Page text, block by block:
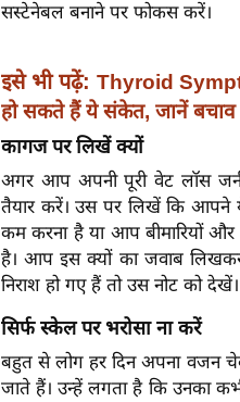
सस्टेनेबल बनाने पर फोकस करें।
इसे भी पढ़ें: Thyroid
हो सकते हैं ये संकेत, जानें बचाव
कागज पर लिखें क्यों
अगर आप अपनी पूरी वेट लॉस
तैयार करें। उस पर लिखें कि आपने
कम करना है या आप बीमारियों और
है। आप इस क्यों का जवाब
निराश हो गए हैं तो उस नोट को
सिर्फ स्केल पर भरोसा ना करें
बहुत से लोग हर दिन अपना वजन
जाते हैं। उन्हें लगता है कि उनका